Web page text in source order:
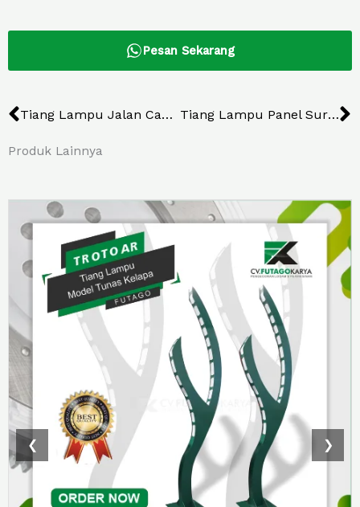
Pesan Sekarang
Prev Tiang Lampu Jalan Cabang Tunggal Model 7 Tiang Lampu Panel Surya Cabang Dua Jepang
Produk Lainnya
❮ ❯